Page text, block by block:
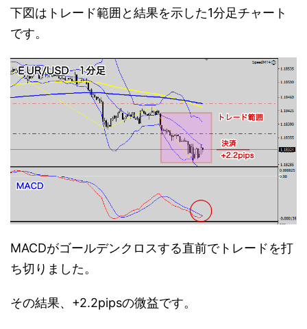
下図はトレード範囲と結果を示した1分足チャート
です。
MACDがゴールデンクロスする直前でトレードを打
ち切りました。
その結果、+2.2pipsの微益です。